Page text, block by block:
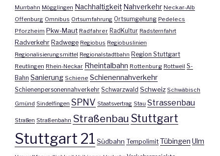
Murrbahn Mögglingen Nachhaltigkeit Nahverkehr Neckar-Alb
Offenburg Omnibus Ortsumfahrung Ortsumgehung Pedelecs
Pforzheim Pkw-Maut Radfahrer RadKultur Radsternfahrt
Radverkehr Radwege Regiobus Regiobuslinien
Regionalisierungsmittel Regionalstadtbahn Region Stuttgart
Reutlingen Rhein-Neckar Rheintalbahn Rottenburg Rottweil S-
Bahn Sanierung Schiene Schienennahverkehr
Schienenpersonennahverkehr Schwarzwald Schweiz Schwäbisch
Gmünd Sindelfingen SPNV Staatsvertrag Stau Strassenbau
Straßen Straßenbahn Straßenbau Stuttgart
Stuttgart 21 Südbahn Tempolimit Tübingen Ulm